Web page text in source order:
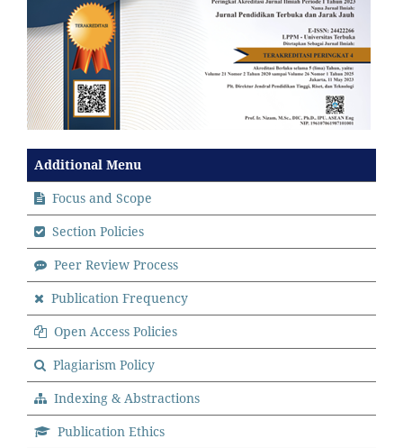
Additional Menu
Focus and Scope
Section Policies
Peer Review Process
Publication Frequency
Open Access Policies
Plagiarism Policy
Indexing & Abstractions
Publication Ethics